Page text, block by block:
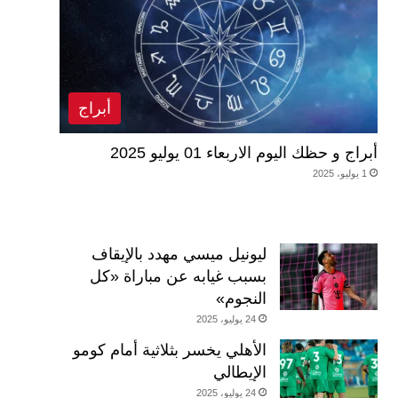
أبراج
أبراج و حظك اليوم الاربعاء 01 يوليو 2025
1 يوليو، 2025
ليونيل ميسي مهدد بالإيقاف
بسبب غيابه عن مباراة «كل
النجوم»
24 يوليو، 2025
الأهلي يخسر بثلاثية أمام كومو
الإيطالي
24 يوليو، 2025